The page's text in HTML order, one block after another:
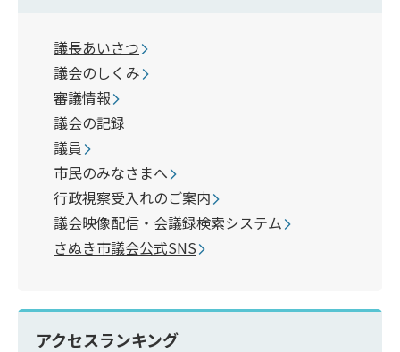
議長あいさつ
議会のしくみ
審議情報
議会の記録
議員
市民のみなさまへ
行政視察受入れのご案内
議会映像配信・会議録検索システム
さぬき市議会公式SNS
アクセスランキング